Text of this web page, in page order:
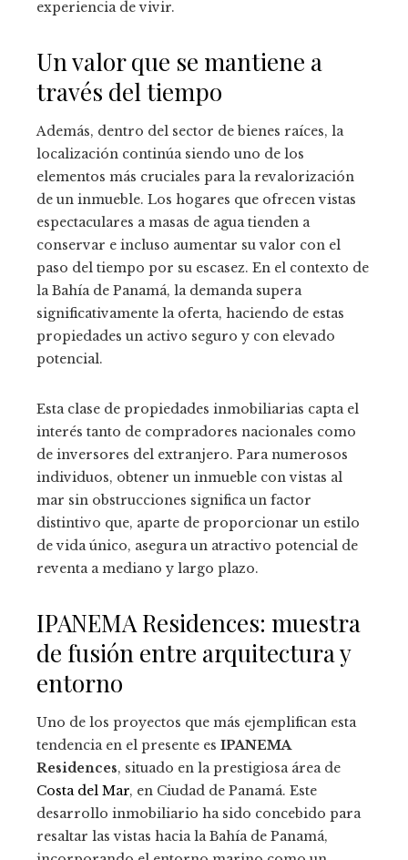
experiencia de vivir.
Un valor que se mantiene a
través del tiempo
Además, dentro del sector de bienes raíces, la
localización continúa siendo uno de los
elementos más cruciales para la revalorización
de un inmueble. Los hogares que ofrecen vistas
espectaculares a masas de agua tienden a
conservar e incluso aumentar su valor con el
paso del tiempo por su escasez. En el contexto de
la Bahía de Panamá, la demanda supera
significativamente la oferta, haciendo de estas
propiedades un activo seguro y con elevado
potencial.
Esta clase de propiedades inmobiliarias capta el
interés tanto de compradores nacionales como
de inversores del extranjero. Para numerosos
individuos, obtener un inmueble con vistas al
mar sin obstrucciones significa un factor
distintivo que, aparte de proporcionar un estilo
de vida único, asegura un atractivo potencial de
reventa a mediano y largo plazo.
IPANEMA Residences: muestra
de fusión entre arquitectura y
entorno
Uno de los proyectos que más ejemplifican esta
tendencia en el presente es IPANEMA
Residences, situado en la prestigiosa área de
Costa del Mar, en Ciudad de Panamá. Este
desarrollo inmobiliario ha sido concebido para
resaltar las vistas hacia la Bahía de Panamá,